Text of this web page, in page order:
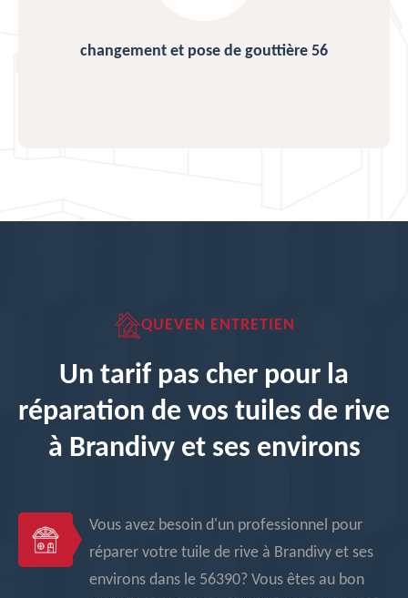
changement et pose de gouttière 56
QUEVEN ENTRETIEN
Un tarif pas cher pour la
réparation de vos tuiles de rive
à Brandivy et ses environs
Vous avez besoin d'un professionnel pour
réparer votre tuile de rive à Brandivy et ses
environs dans le 56390? Vous êtes au bon